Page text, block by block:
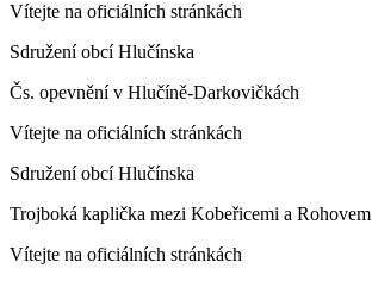
Vítejte na oficiálních stránkách
Sdružení obcí Hlučínska
Čs. opevnění v Hlučíně-Darkovičkách
Vítejte na oficiálních stránkách
Sdružení obcí Hlučínska
Trojboká kaplička mezi Kobeřicemi a Rohovem
Vítejte na oficiálních stránkách